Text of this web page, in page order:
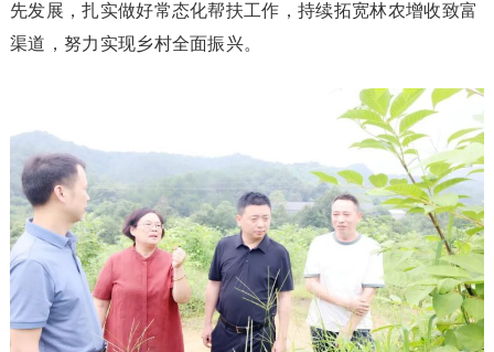
先发展，扎实做好常态化帮扶工作，持续拓宽林农增收致富
渠道，努力实现乡村全面振兴。